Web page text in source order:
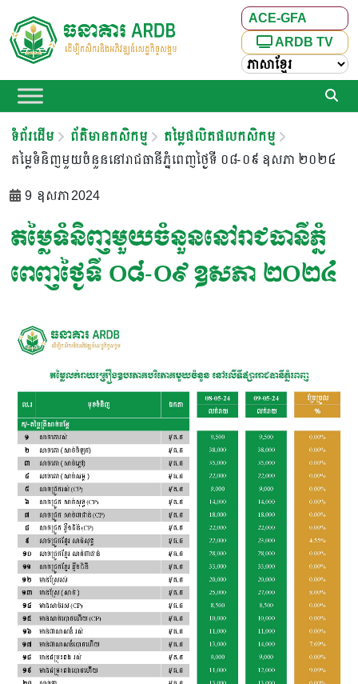
ACE-GFA
ARDB TV
ទំព័រដើម ព័ត៌មានកសិកម្ម
តម្លៃផលិតផលកសិកម្ម
តម្លៃទំនិញមួយចំនួននៅរាជធានីភ្នំពេញថ្ងៃទី ០៨-០៩ ឧសភា ២០២៤
9 ឧសភា 2024
តម្លៃទំនិញមួយចំនួននៅរាជធានីភ្នំ
ពេញថ្ងៃទី ០៨-០៩ ឧសភា ២០២៤